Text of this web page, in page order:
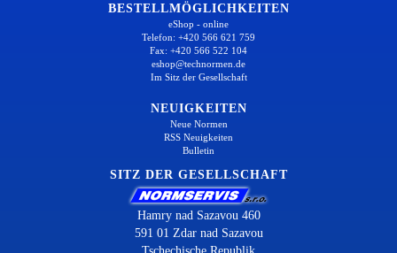
BESTELLMÖGLICHKEITEN
eShop - online
Telefon: +420 566 621 759
Fax: +420 566 522 104
eshop@technormen.de
Im Sitz der Gesellschaft
NEUIGKEITEN
Neue Normen
RSS Neuigkeiten
Bulletin
SITZ DER GESELLSCHAFT
Hamry nad Sazavou 460
591 01 Zdar nad Sazavou